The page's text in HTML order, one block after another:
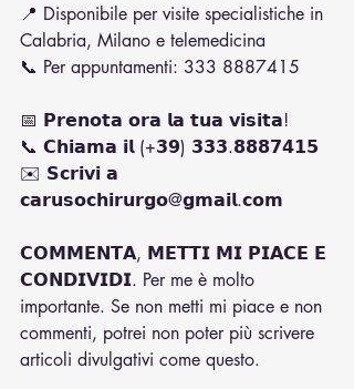
📍 Disponibile per visite specialistiche in
Calabria, Milano e telemedicina
📞 Per appuntamenti: 333 8887415
📅 𝗣𝗿𝗲𝗻𝗼𝘁𝗮 𝗼𝗿𝗮 𝗹𝗮 𝘁𝘂𝗮 𝘃𝗶𝘀𝗶𝘁𝗮!
📞 𝗖𝗵𝗶𝗮𝗺𝗮 𝗶𝗹 (+𝟯𝟵) 𝟯𝟯𝟯.𝟴𝟴𝟴𝟳𝟰𝟭𝟱
✉️ 𝗦𝗰𝗿𝗶𝘃𝗶 𝗮
𝗰𝗮𝗿𝘂𝘀𝗼𝗰𝗵𝗶𝗿𝘂𝗿𝗴𝗼@𝗴𝗺𝗮𝗶𝗹.𝗰𝗼𝗺
𝗖𝗢𝗠𝗠𝗘𝗡𝗧𝗔, 𝗠𝗘𝗧𝗧𝗜 𝗠𝗜 𝗣𝗜𝗔𝗖𝗘 𝗘
𝗖𝗢𝗡𝗗𝗜𝗩𝗜𝗗𝗜. Per me è molto
importante. Se non metti mi piace e non
commenti, potrei non poter più scrivere
articoli divulgativi come questo.